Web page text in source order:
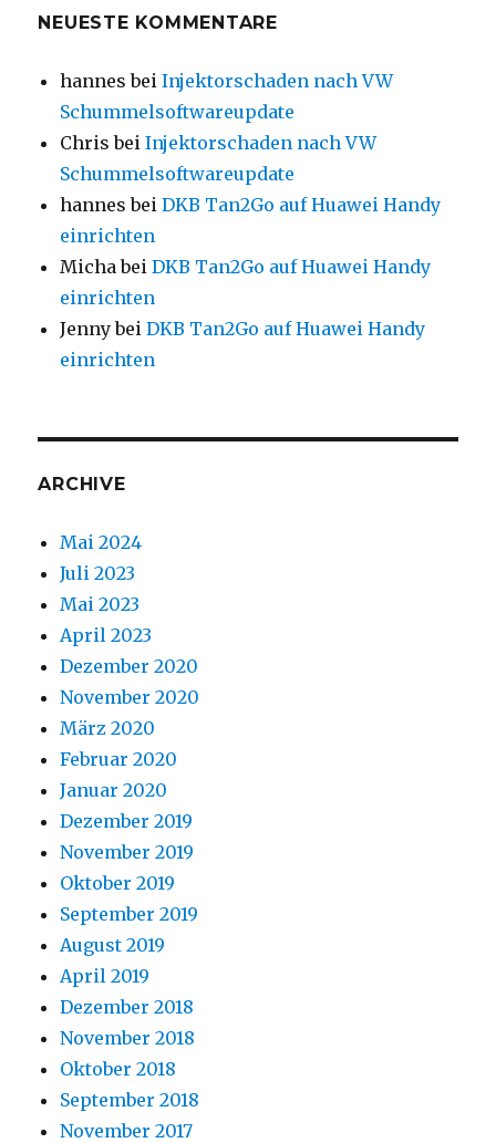
NEUESTE KOMMENTARE
hannes beiInjektorschaden nach VW
Schummelsoftwareupdate
Chris beiInjektorschaden nach VW
Schummelsoftwareupdate
hannes beiDKB Tan2Go auf Huawei Handy
einrichten
MichabeiDKB Tan2Go auf Huawei Handy
einrichten
JennybeiDKB Tan2Go auf Huawei Handy
einrichten
ARCHIVE
Mai 2024
Juli 2023
Mai 2023
April 2023
Dezember 2020
November 2020
März 2020
Februar 2020
Januar 2020
Dezember 2019
November 2019
Oktober 2019
September 2019
August 2019
April 2019
Dezember 2018
November 2018
Oktober 2018
September 2018
November 2017